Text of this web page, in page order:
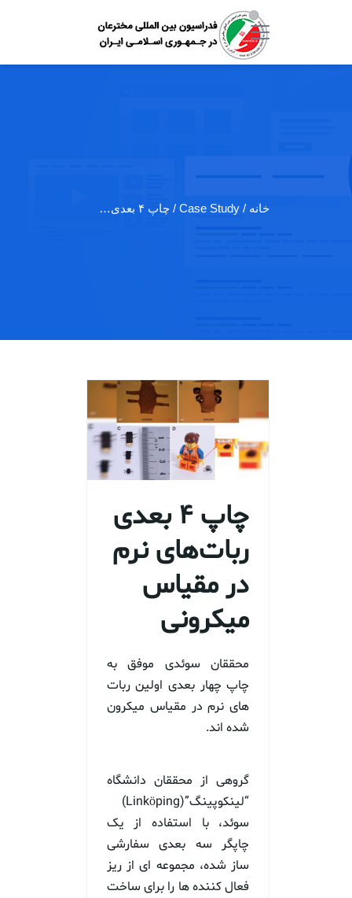
خانه / Case Study / چاپ ۴ بعدی…
چاپ ۴ بعدی
ربات‌های نرم
در مقیاس
میکرونی
محققان سوئدی موفق به
چاپ چهار بعدی اولین ربات
های نرم در مقیاس میکرون
شده اند.
گروهی از محققان دانشگاه
“لینکوپینگ”(Linköping)
سوئد، با استفاده از یک
چاپگر سه بعدی سفارشی
ساز شده، مجموعه ای از ریز
فعال کننده ها را برای ساخت